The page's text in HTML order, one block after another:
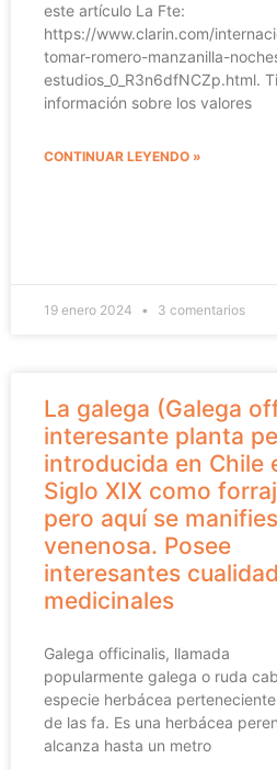
este artículo La Fte:
https://www.clarin.com/
tomar-romero-manzanilla-
estudios_0_R3n6dfNCZp.html.
información sobre los valores
CONTINUAR LEYENDO »
19 enero 2024 3 comentarios
La galega (Galega
interesante planta
introducida en Chile
Siglo XIX como
pero aquí se
venenosa. Posee
interesantes
medicinales
Galega officinalis, llamada
popularmente galega o ruda
especie herbácea
de las fa. Es una herbácea
alcanza hasta un metro